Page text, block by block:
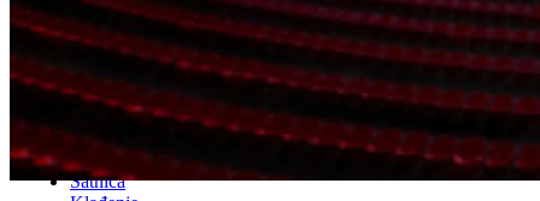
Ostali sportovi
Odbojka
Rukomet
Vaterpolo
Borilački
sportovi
Kolumna
Intervjui
Satnica